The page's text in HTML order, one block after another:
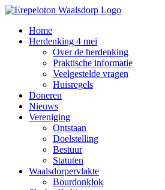
Ga
inhoudHome
Herdenking 4 mei
Over de herdenking
Praktische informatie
Veelgestelde vragen
Huisregels
Doneren
Nieuws
Vereniging
Ontstaan
Doelstelling
Bestuur
Statuten
Waalsdorpervlakte
Bourdonklok